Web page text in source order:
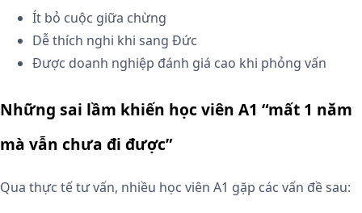
Ít bỏ cuộc giữa chừng
Dễ thích nghi khi sang Đức
Được doanh nghiệp đánh giá cao khi phỏng vấn
Những sai lầm khiến học viên A1 “mất 1 năm
mà vẫn chưa đi được”
Qua thực tế tư vấn, nhiều học viên A1 gặp các vấn đề sau: